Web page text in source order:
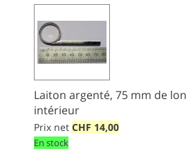
Laiton argenté, 75 mm de
intérieur
Prix net CHF 14,00
En stock